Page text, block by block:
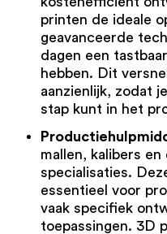
printen de ideale
geavanceerde
dagen een
hebben. Dit
aanzienlijk, zodat
stap kunt in het
mallen, kalibers
specialisaties.
essentieel voor
vaak specifiek
toepassingen. 3D